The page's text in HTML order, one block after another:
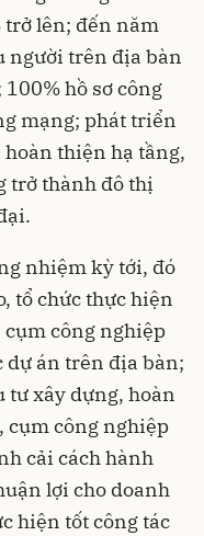
lên; đến năm
người trên địa bàn
hồ sơ công
mạng; phát triển
thiện hạ tầng,
trở thành đô thị
nhiệm kỳ tới, đó
tổ chức thực hiện
công nghiệp
dự án trên địa bàn;
tư xây dựng, hoàn
cụm công nghiệp
cải cách hành
lợi cho doanh
hiện tốt công tác